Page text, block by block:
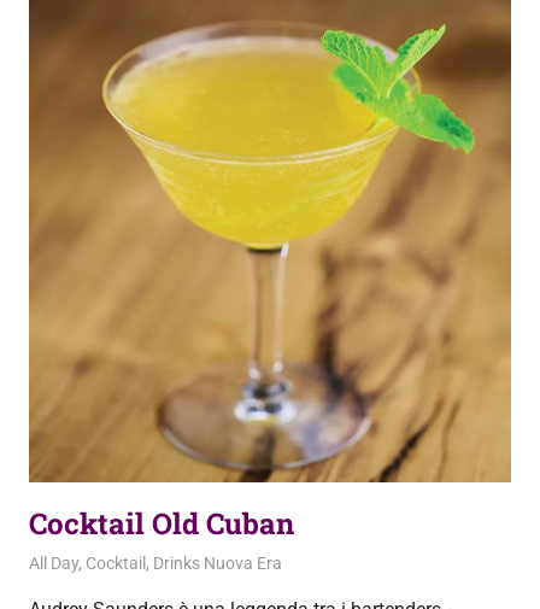
Cocktail Old Cuban
23 Settembre 2020
admin
All Day, Cocktail , Drinks Nuova Era